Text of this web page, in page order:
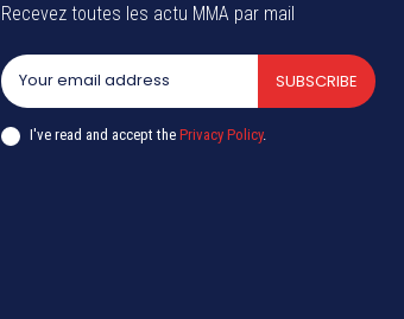
Recevez toutes les actu MMA par mail
SUBSCRIBE
I've read and accept thePrivacy Policy.